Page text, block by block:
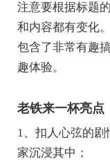
注意要根据标题
和内容都有变化。
包含了非常有趣
趣体验。
老铁来一杯亮点
1、扣人心弦的
家沉浸其中；